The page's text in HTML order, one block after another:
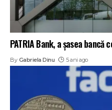
PATRIA Bank, a șasea
By Gabriela Dinu 5 ani ago